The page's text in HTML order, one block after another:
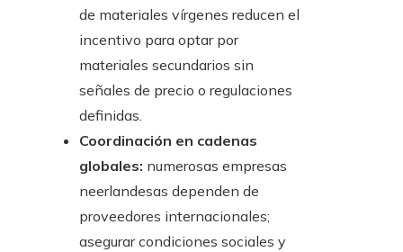
de materiales vírgenes reducen el
incentivo para optar por
materiales secundarios sin
señales de precio o regulaciones
definidas.
Coordinación en cadenas
globales: numerosas empresas
neerlandesas dependen de
proveedores internacionales;
asegurar condiciones sociales y